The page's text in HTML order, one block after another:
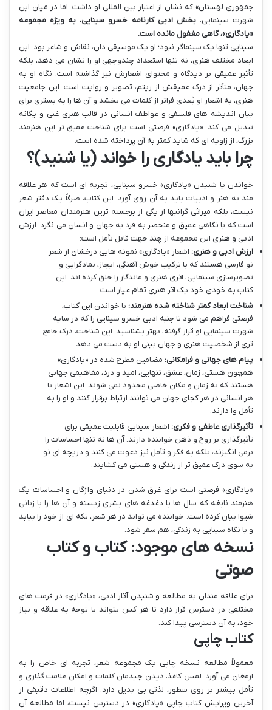
جمهوری لهستان» که نشان از اعتبار بین المللی او داشت. اما در میان این
شهرت سینمایی،بخش ادبی کارنامه خسرو سینایی، به ویژه مجموعه
«یادگاری»، گاهی مغفول مانده است.
سینایی تنها یک سینماگر نبود؛ او یک موسیقی دان، نقاش و شاعر بود. این
ابعاد مختلف هنری، نه تنها استعداد چندوجهی او را نشان می دهد، بلکه
تأثیر عمیقی بر دیدگاه و محتوای اشعارش نیز گذاشته است. نگاه او به
جهان، متأثر از درک عمیقش از ریتم، تصویر و روایت است. این جامعیت
هنری، به اشعار او بُعدی فراتر از کلمات می بخشد و آن ها را به بستری برای
بیان اندیشه های فلسفی و عواطف انسانی در قالب هنری غنی و یگانه
تبدیل می کند. «یادگاری» فرصتی است برای شناخت عمیق تر این هنرمند
بزرگ، از زاویه ای که شاید کمتر به آن پرداخته شده است.
چرا باید یادگاری را خواند (یا شنید)؟
خواندن یا شنیدن «یادگاری» خسرو سینایی، تجربه ای است که هر علاقه
مند به هنر و ادبیات باید به آن روی آورد. این کتاب، صرفاً یک دفتر شعر
نیست، بلکه میراثی گرانبها از یکی از برجسته ترین هنرمندان معاصر ایران
است که با نگاهی عمیق و منحصر به فرد به جهان و انسان می نگرد. ارزش
ادبی و هنری این مجموعه از چند جهت قابل تأمل است:
ارزش ادبی و هنری: اشعار «یادگاری» نمونه هایی درخشان از شعر
نو فارسی هستند که با ترکیب خوش آهنگی، ایجاز، نمادگرایی و
تصویرسازی سینمایی، اثری هنری و ماندگار را خلق کرده اند. این
کتاب به خودی خود یک اثر هنری تمام عیار است.
شناخت ابعاد کمتر شناخته شده هنرمند: با خواندن این کتاب،
فرصتی فراهم می شود تا جنبه ادبی خسرو سینایی را که در سایه
شهرت سینمایی او قرار گرفته، بهتر بشناسید. این شناخت، درک جامع
تری از شخصیت هنری و جهان بینی او به دست می دهد.
پیام های جهانی و فرامکانی: مضامین مطرح شده در «یادگاری»
همچون هستی، زمان، عشق، تنهایی، امید و درد، مفاهیمی جهانی
هستند که به زمان و مکان خاصی محدود نمی شوند. این اشعار با
هر انسانی در هر کجای جهان می توانند ارتباط برقرار کنند و او را به
تأمل وا دارند.
تأثیرگذاری عاطفی و فکری: اشعار سینایی قابلیت عمیقی برای
تأثیرگذاری بر روح و ذهن خواننده دارند. آن ها نه تنها احساسات را
برمی انگیزند، بلکه به فکر و تأمل نیز دعوت می کنند و دریچه ای نو
به سوی درک عمیق تر از زندگی و هستی می گشایند.
«یادگاری» فرصتی است برای غرق شدن در دنیای واژگان و احساسات یک
هنرمند نابغه که سال ها با دغدغه های بشری زیسته و آن ها را با زبانی
شیوا بیان کرده است. خواننده می تواند در هر شعر، تکه ای از خود را بیابد
و با نگاه سینایی به زندگی، هم سفر شود.
نسخه های موجود: کتاب و کتاب
صوتی
برای علاقه مندان به مطالعه و شنیدن آثار ادبی، «یادگاری» در فرمت های
مختلفی در دسترس قرار دارد تا هر کس بتواند با توجه به علاقه و نیاز
خود، به آن دسترسی پیدا کند.
کتاب چاپی
معمولاً مطالعه نسخه چاپی یک مجموعه شعر، تجربه ای خاص را به
ارمغان می آورد. لمس کاغذ، دیدن چیدمان کلمات و امکان علامت گذاری و
تأمل بیشتر بر روی سطور، لذتی بی بدیل دارد. اگرچه اطلاعات دقیقی از
آخرین ویرایش کتاب چاپی «یادگاری» در دسترس نیست، اما مطالعه آن